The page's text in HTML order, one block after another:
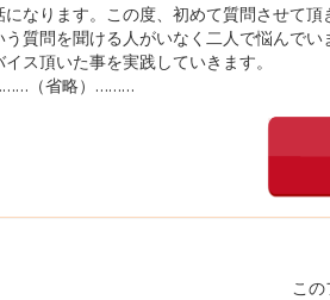
になります。この度、初めて質問させて頂
う質問を聞ける人がいなく二人で悩んでい
イス頂いた事を実践していきます。
（省略）………
こ